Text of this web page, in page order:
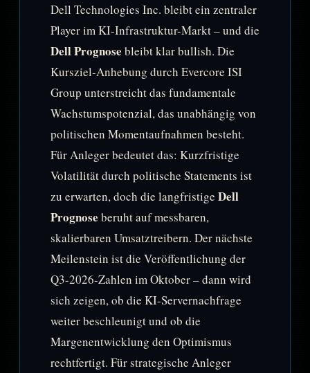
Dell Technologies Inc. bleibt ein zentraler
Player im KI-Infrastruktur-Markt – und die
Dell Prognose bleibt klar bullish. Die
Kursziel-Anhebung durch Evercore ISI
Group unterstreicht das fundamentale
Wachstumspotenzial, das unabhängig von
politischen Momentaufnahmen besteht.
Für Anleger bedeutet das: Kurzfristige
Volatilität durch politische Statements ist
zu erwarten, doch die langfristige Dell
Prognose beruht auf messbaren,
skalierbaren Umsatztreibern. Der nächste
Meilenstein ist die Veröffentlichung der
Q3-2026-Zahlen im Oktober – dann wird
sich zeigen, ob die KI-Servernachfrage
weiter beschleunigt und ob die
Margenentwicklung den Optimismus
rechtfertigt. Für strategische Anleger